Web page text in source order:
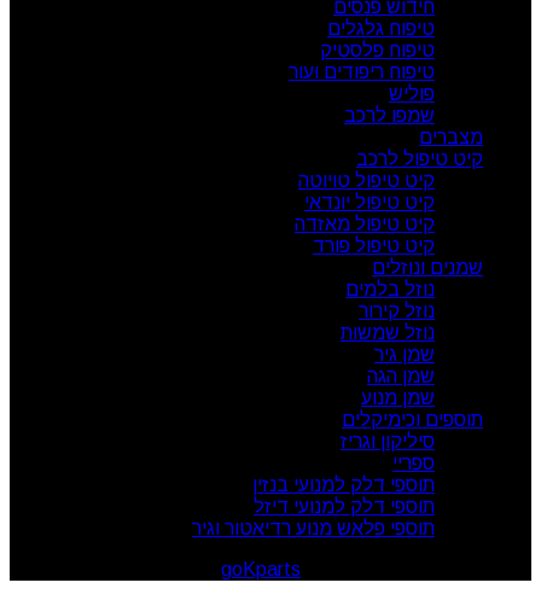
חידוש פנסים
טיפוח גלגלים
טיפוח פלסטיק
טיפוח ריפודים ועור
פוליש
שמפו לרכב
מצברים
קיט טיפול לרכב
קיט טיפול טויוטה
קיט טיפול יונדאי
קיט טיפול מאזדה
קיט טיפול פורד
שמנים ונוזלים
נוזל בלמים
נוזל קירור
נוזל שמשות
שמן גיר
שמן הגה
שמן מנוע
תוספים וכימיקלים
סיליקון וגריז
ספריי
תוספי דלק למנועי בנזין
תוספי דלק למנועי דיזל
תוספי פלאש מנוע רדיאטור וגיר
goKparts